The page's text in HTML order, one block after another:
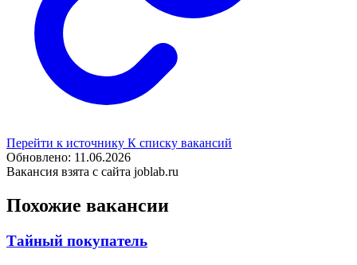
Перейти к источнику К списку вакансий
Обновлено: 11.06.2026
Вакансия взята с сайта joblab.ru
Похожие вакансии
Тайный покупатель